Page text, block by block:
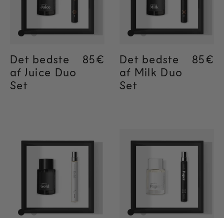
Det bedste
af Juice Duo
Set
Regular price
85€
Regular price
85€
Det bedste
af Milk Duo
Set
85€
85€